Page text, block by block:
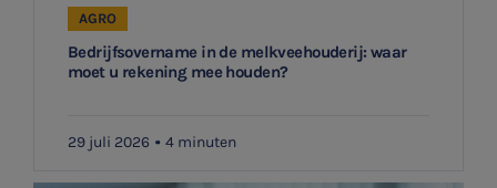
Bedrijfsovername in de melkveehouderij: waar
moet u rekening mee houden?
AGRO
29 juli 2026 4 minuten